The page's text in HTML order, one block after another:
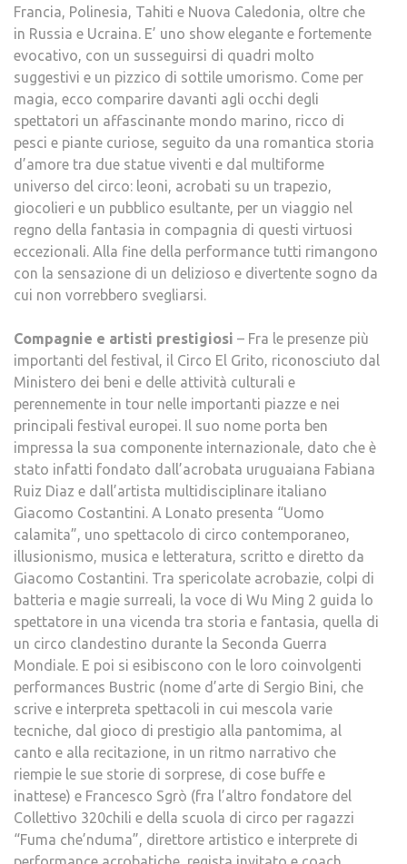
Francia, Polinesia, Tahiti e Nuova Caledonia, oltre che
in Russia e Ucraina. E’ uno show elegante e fortemente
evocativo, con un susseguirsi di quadri molto
suggestivi e un pizzico di sottile umorismo. Come per
magia, ecco comparire davanti agli occhi degli
spettatori un affascinante mondo marino, ricco di
pesci e piante curiose, seguito da una romantica storia
d’amore tra due statue viventi e dal multiforme
universo del circo: leoni, acrobati su un trapezio,
giocolieri e un pubblico esultante, per un viaggio nel
regno della fantasia in compagnia di questi virtuosi
eccezionali. Alla fine della performance tutti rimangono
con la sensazione di un delizioso e divertente sogno da
cui non vorrebbero svegliarsi.
Compagnie e artisti prestigiosi – Fra le presenze più
importanti del festival, il Circo El Grito, riconosciuto dal
Ministero dei beni e delle attività culturali e
perennemente in tour nelle importanti piazze e nei
principali festival europei. Il suo nome porta ben
impressa la sua componente internazionale, dato che è
stato infatti fondato dall’acrobata uruguaiana Fabiana
Ruiz Diaz e dall’artista multidisciplinare italiano
Giacomo Costantini. A Lonato presenta “Uomo
calamita”, uno spettacolo di circo contemporaneo,
illusionismo, musica e letteratura, scritto e diretto da
Giacomo Costantini. Tra spericolate acrobazie, colpi di
batteria e magie surreali, la voce di Wu Ming 2 guida lo
spettatore in una vicenda tra storia e fantasia, quella di
un circo clandestino durante la Seconda Guerra
Mondiale. E poi si esibiscono con le loro coinvolgenti
performances Bustric (nome d’arte di Sergio Bini, che
scrive e interpreta spettacoli in cui mescola varie
tecniche, dal gioco di prestigio alla pantomima, al
canto e alla recitazione, in un ritmo narrativo che
riempie le sue storie di sorprese, di cose buffe e
inattese) e Francesco Sgrò (fra l’altro fondatore del
Collettivo 320chili e della scuola di circo per ragazzi
“Fuma che’nduma”, direttore artistico e interprete di